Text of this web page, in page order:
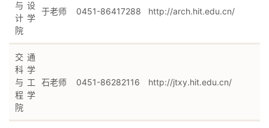
与设
计学
院
于老师 0451-86417288 http://arch.hit.edu.cn/
交通
科学
与工
程学
院
石老师 0451-86282116 http://jtxy.hit.edu.cn/